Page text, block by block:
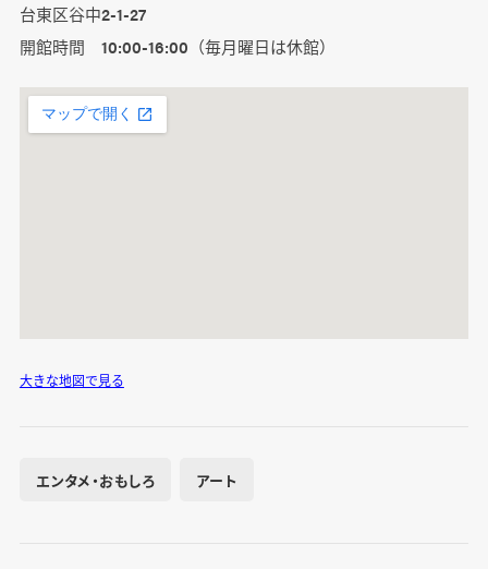
台東区谷中2-1-27
開館時間 10:00-16:00（毎月曜日は休館）
大きな地図で見る
エンタメ・おもしろ アート